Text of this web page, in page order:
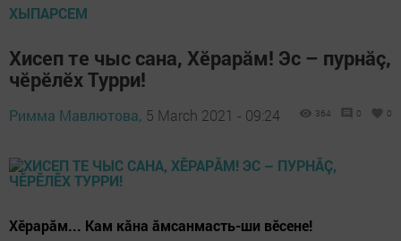
ХЫПАРСЕМ
Хисеп те чыс сана, Хĕрарăм! Эс – пурнăç,
чĕрĕлĕх Турри!
Римма Мавлютова, 5 March 2021 - 09:24 364 0 0
Хӗрарӑм... Кам кăна ăмсанмасть-ши вӗсене!